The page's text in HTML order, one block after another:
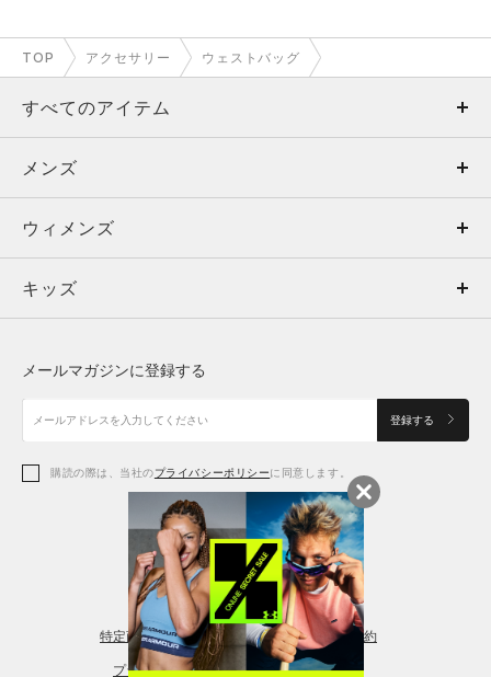
TOP アクセサリー ウェストバッグ
すべてのアイテム
メンズ
ウィメンズ
キッズ
アクセサリー
メンズ
トップス
ボトムス
アクセサリー
ウィメンズ
トップス
シューズ
アクセサリー
レギンス＆タイツ
キッズ
シューズ
メールマガジンに登録する
登録する
購読の際は、当社のプライバシーポリシーに同意します。
特定商取引法に基づく通販の表記 会員規約
プライバシーポリシー